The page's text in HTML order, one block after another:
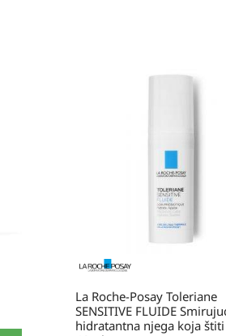
La Roche-Posay Toleriane
SENSITIVE FLUIDE
hidratantna njega koja